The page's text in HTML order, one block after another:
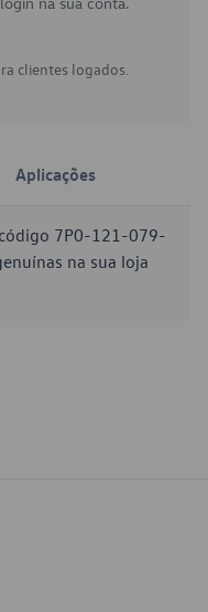
clientes logados.
Aplicações
7P0-121-079-
na sua loja